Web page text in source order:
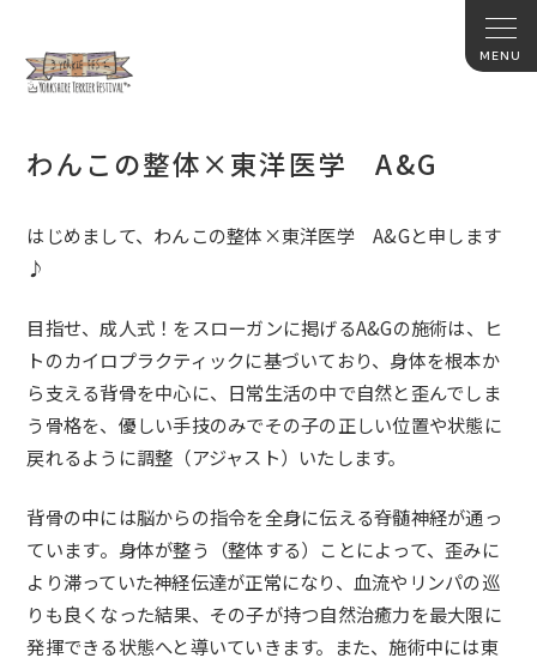
わんこの整体×東洋医学 A&G
はじめまして、わんこの整体×東洋医学 A&Gと申します
♪
目指せ、成人式！をスローガンに掲げるA&Gの施術は、
ヒ
トのカイロプラクティックに基づいており、 身体を根本か
ら支える背骨を中心に、 日常生活の中で自然と歪んでしま
う骨格を、 優しい手技のみでその子の正しい位置や状態に
戻れるように調整（アジャスト）いたします。
背骨の中には脳からの指令を全身に伝える脊髄神経が通っ
ています。身体が整う（整体する）ことによって、 歪みに
より滞っていた神経伝達が正常になり、 血流やリンパの巡
りも良くなった結果、 その子が持つ自然治癒力を最大限に
発揮できる状態へと導いていき ます。また、施術中には東